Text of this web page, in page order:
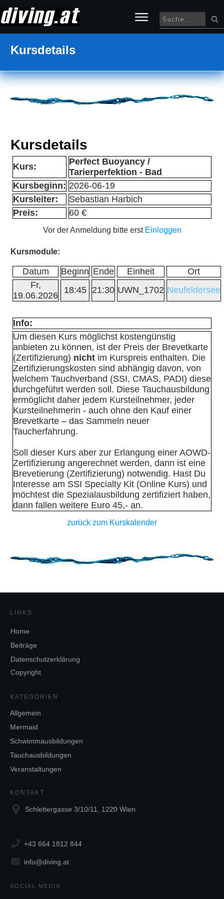
Kursdetails
Kursdetails
Kurs:
Perfect Buoyancy /
Tarierperfektion - Bad
Kursbeginn: 2026-06-19
Kursleiter:
Sebastian Harbich
Preis:
60 €
Vor der Anmeldung bitte erst Einloggen
Kursmodule:
Datum Beginn Ende Einheit
Ort
Fr,
19.06.2026
18:45 21:30 UWN_1702 Neufeldersee
Info:
Um diesen Kurs möglichst kostengünstig
anbieten zu können, ist der Preis der Brevetkarte
(Zertifizierung) nicht im Kurspreis enthalten. Die
Zertifizierungskosten sind abhängig davon, von
welchem Tauchverband (SSI, CMAS, PADI) diese
durchgeführt werden soll. Diese Tauchausbildung
ermöglicht daher jedem Kursteilnehmer, jeder
Kursteilnehmerin - auch ohne den Kauf einer
Brevetkarte – das Sammeln neuer
Taucherfahrung.
Soll dieser Kurs aber zur Erlangung einer AOWD-
Zertifizierung angerechnet werden, dann ist eine
Brevetierung (Zertifizierung) notwendig. Hast Du
Interesse am SSI Specialty Kit (Online Kurs) und
möchtest die Spezialausbildung zertifiziert haben,
dann fallen weitere Euro 45,- an.
zurück zum Kurskalender
LINKS
Home
Beiträge
Datenschutzerklärung
Copyright
KATEGORIEN
Allgemein
Mermaid
Schwimmausbildungen
Tauchausbildungen
Veranstaltungen
KONTAKT
Schlettergasse 3/10/11, 1220 Wien
+43 664 1812 844
info@diving.at
SOCIAL MEDIA